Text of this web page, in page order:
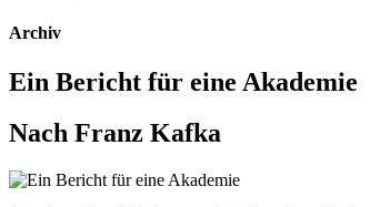
Archiv
Ein Bericht für eine Akademie
Nach Franz Kafka